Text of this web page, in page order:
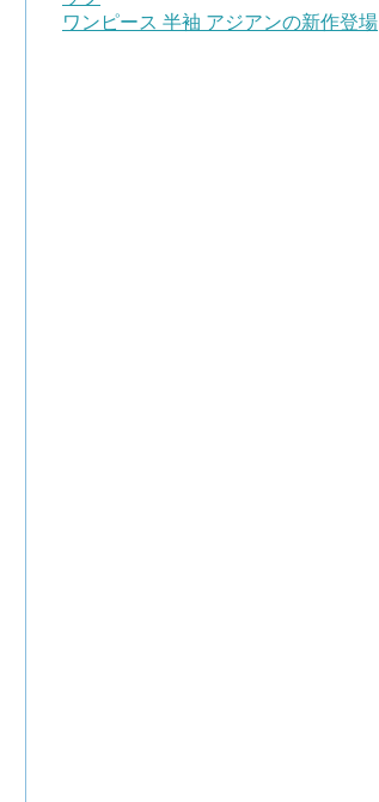
ワンピース 半袖 アジアンの新作登場